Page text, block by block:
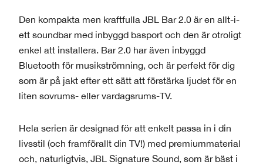
Den kompakta men kraftfulla JBL Bar 2.0 är en allt-i-
ett soundbar med inbyggd basport och den är otroligt
enkel att installera. Bar 2.0 har även inbyggd
Bluetooth för musikströmning, och är perfekt för dig
som är på jakt efter ett sätt att förstärka ljudet för en
liten sovrums- eller vardagsrums-TV.
Hela serien är designad för att enkelt passa in i din
livsstil (och framförallt din TV!) med premiummaterial
och, naturligtvis, JBL Signature Sound, som är bäst i